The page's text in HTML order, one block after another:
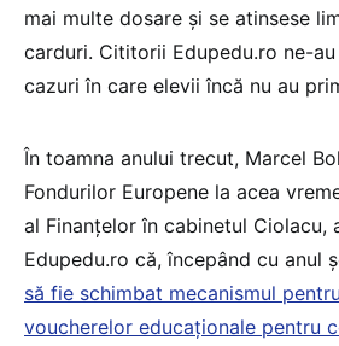
mai multe dosare și se atinsese
carduri. Cititorii Edupedu.ro ne-
cazuri în care elevii încă nu au
În toamna anului trecut, Marcel
Fondurilor Europene la acea
al Finanțelor în cabinetul Ciolacu,
Edupedu.ro că, începând cu anul
să fie schimbat mecanismul
voucherelor educaționale pentru